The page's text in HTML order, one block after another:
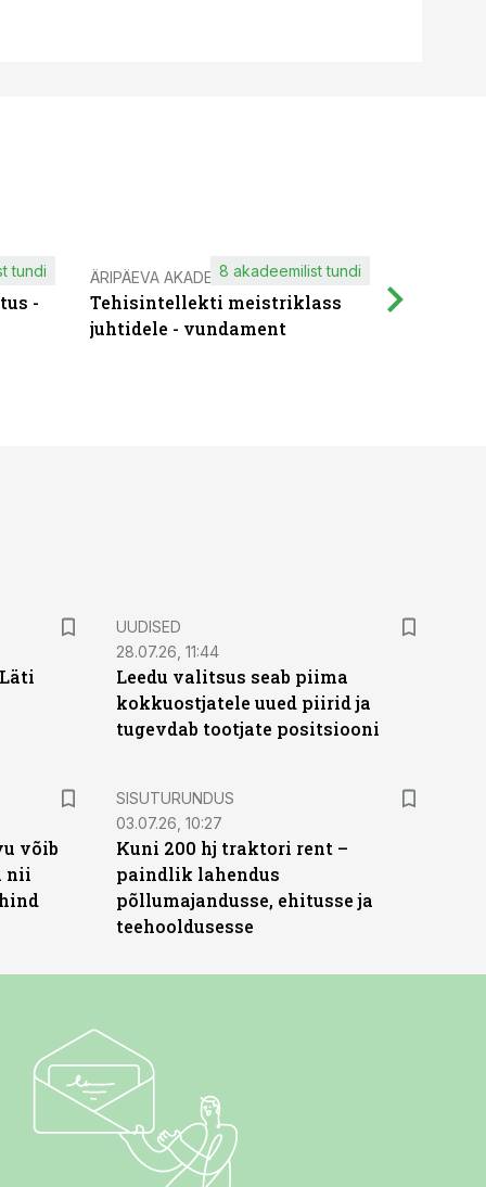
-
tundi ÄRIPÄEVA AKADEEMIA
Tehisintellekti meistriklass
juhtidele - vundament
8 akadeemilist tundi
UUDISED
28.07.26, 11:44
Leedu valitsus seab piima
kokkuostjatele uued piirid ja
tugevdab tootjate positsiooni
võib
nii
ST
SISUTURUNDUS
03.07.26, 10:27
Kuni 200 hj traktori rent –
paindlik lahendus
põllumajandusse, ehitusse ja
teehooldusesse